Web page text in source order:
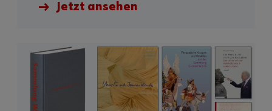
Jetzt ansehen